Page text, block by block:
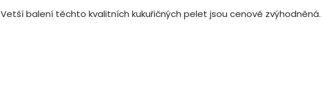
Vetší balení těchto kvalitních kukuřičných pelet jsou cenově zvýhodněná.